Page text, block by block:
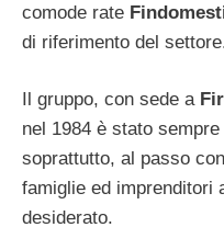
comode rate
di riferimento del
Il gruppo, con sede a
nel 1984 è stato
soprattutto, al passo
famiglie ed imprenditori
desiderato.